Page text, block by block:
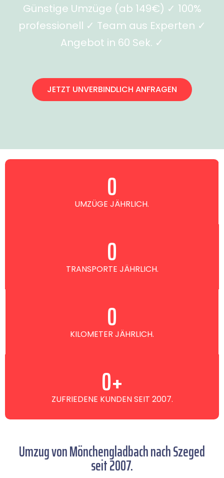
Günstige Umzüge (ab 149€) ✓ 100%
professionell ✓ Team aus Experten ✓
Angebot in 60 Sek. ✓
JETZT UNVERBINDLICH ANFRAGEN
UMZÜGE JÄHRLICH.
0
TRANSPORTE JÄHRLICH.
0
KILOMETER JÄHRLICH.
0
ZUFRIEDENE KUNDEN SEIT 2007.
0+
Umzug von Mönchengladbach nach Szeged
seit 2007.